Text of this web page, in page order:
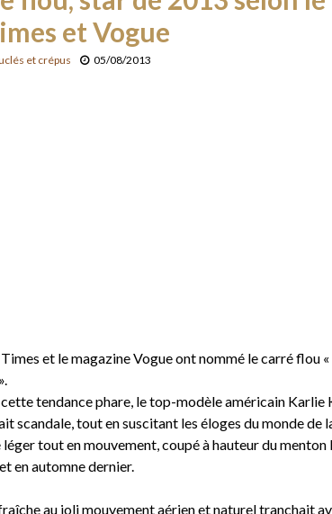
et Vogue
et crépus 05/08/2013
et le magazine Vogue ont nommé le carré flou
cette tendance phare, le top-modèle américain Karlie
scandale, tout en suscitant les éloges du monde de
tout en mouvement, coupé à hauteur du menton
en automne dernier.
au joli mouvement aérien et naturel tranchait